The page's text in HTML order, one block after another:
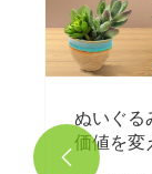
ぬいぐる
価値を変
